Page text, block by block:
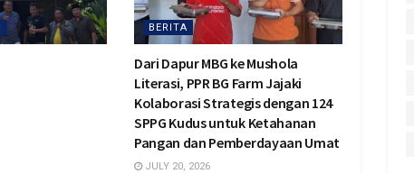
BERITA
Dari Dapur MBG ke Mushola
Literasi, PPR BG Farm Jajaki
Kolaborasi Strategis dengan 124
SPPG Kudus untuk Ketahanan
Pangan dan Pemberdayaan Umat
JULY 20, 2026